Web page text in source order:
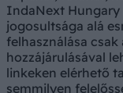
IndaNext
jogosultsága alá
felhasználása
hozzájárulásával
linkeken elérhető
semmilyen